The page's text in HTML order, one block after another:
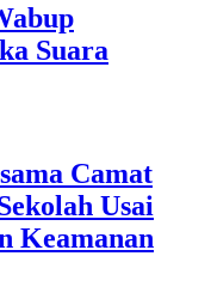
Suara
Camat
Usai
Keamanan